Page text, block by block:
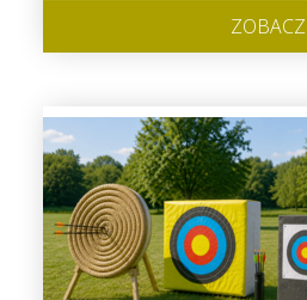
ZOBACZ